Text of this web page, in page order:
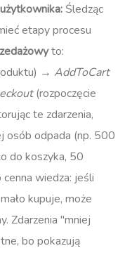
Śledząc
etapy procesu
to:
→ AddToCart
(rozpoczęcie
te zdarzenia,
osób odpada (np. 500
do koszyka, 50
cenna wiedza: jeśli
kupuje, może
Zdarzenia "mniej
bo pokazują